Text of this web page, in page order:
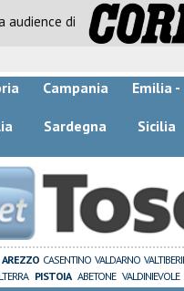
audience di
Campania
Emilia -
Sardegna
Sicilia
AREZZO CASENTINO VALDARNO
PISTOIA ABETONE VALDINIEVOLE